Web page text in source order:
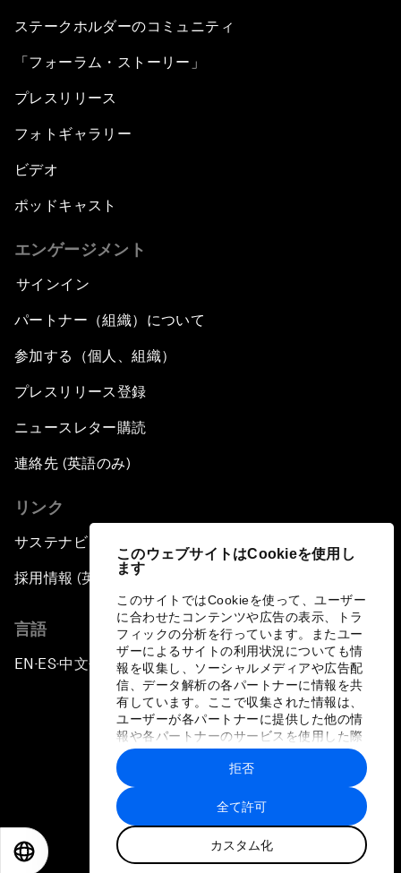
このウェブサイトはCookieを使用し
ます
このサイトではCookieを使って、ユーザー
に合わせたコンテンツや広告の表示、トラ
フィックの分析を行っています。またユー
ザーによるサイトの利用状況についても情
報を収集し、ソーシャルメディアや広告配
信、データ解析の各パートナーに情報を共
有しています。ここで収集された情報は、
ユーザーが各パートナーに提供した他の情
報や各パートナーのサービスを使用した際
に収集された情報と組み合わされ、各パー
トナーによって使用されることがありま
す。
全て許可
カスタム化
拒否
ステークホルダーのコミュニティ
「フォーラム・ストーリー」
プレスリリース
フォトギャラリー
ビデオ
ポッドキャスト
エンゲージメント
サインイン
パートナー（組織）について
参加する（個人、組織）
プレスリリース登録
ニュースレター購読
連絡先 (英語のみ)
リンク
サステナビリティへの取り組み
採用情報 (英語のみ)
言語
EN ▪ES▪中文▪ 日本語
プライバシーポリシーと利用規約
サイトマップ
©
世界経済フォーラム